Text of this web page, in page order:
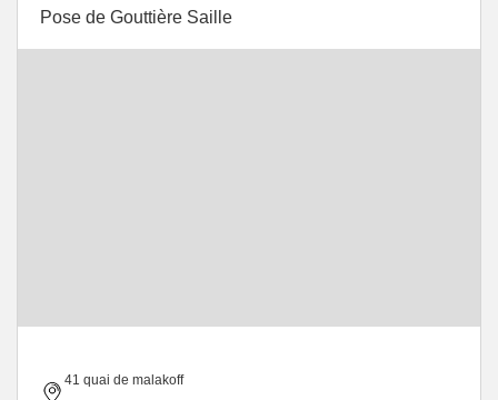
Pose de Gouttière Saille
41 quai de malakoff